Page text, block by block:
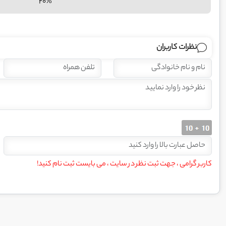
نظرات کاربران
کاربر گرامی ، جهت ثبت نظر در سایت ، می بایست ثبت نام کنید!